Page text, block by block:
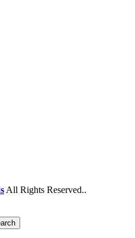
All Rights Reserved..